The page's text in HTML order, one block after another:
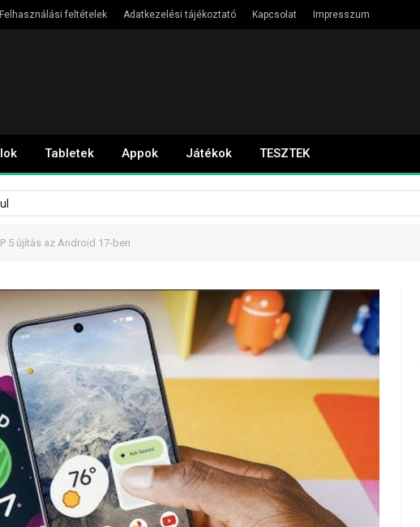
Felhasználási feltételek Adatkezelési tájékoztató Kapcsolat Impresszum
Tabletek Appok Játékok TESZTEK
5 újítás az Android 17-ben